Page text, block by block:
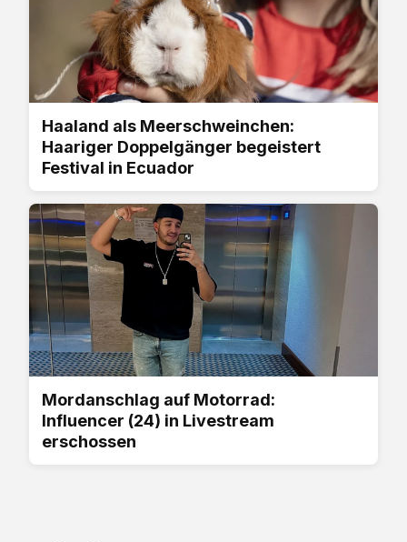
Haaland als Meerschweinchen:
Haariger Doppelgänger begeistert
Festival in Ecuador
Mordanschlag auf Motorrad:
Influencer (24) in Livestream
erschossen